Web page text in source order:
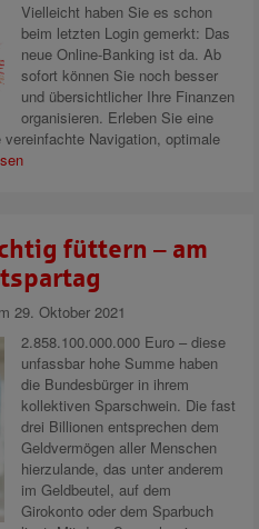
Vielleicht haben Sie es schon
beim letzten Login gemerkt: Das
neue Online-Banking ist da. Ab
sofort können Sie noch besser
und übersichtlicher Ihre Finanzen
organisieren. Erleben Sie eine
Navigation, optimale
füttern – am
29. Oktober 2021
2.858.100.000.000 Euro – diese
unfassbar hohe Summe haben
die Bundesbürger in ihrem
kollektiven Sparschwein. Die fast
drei Billionen entsprechen dem
Geldvermögen aller Menschen
hierzulande, das unter anderem
im Geldbeutel, auf dem
Girokonto oder dem Sparbuch